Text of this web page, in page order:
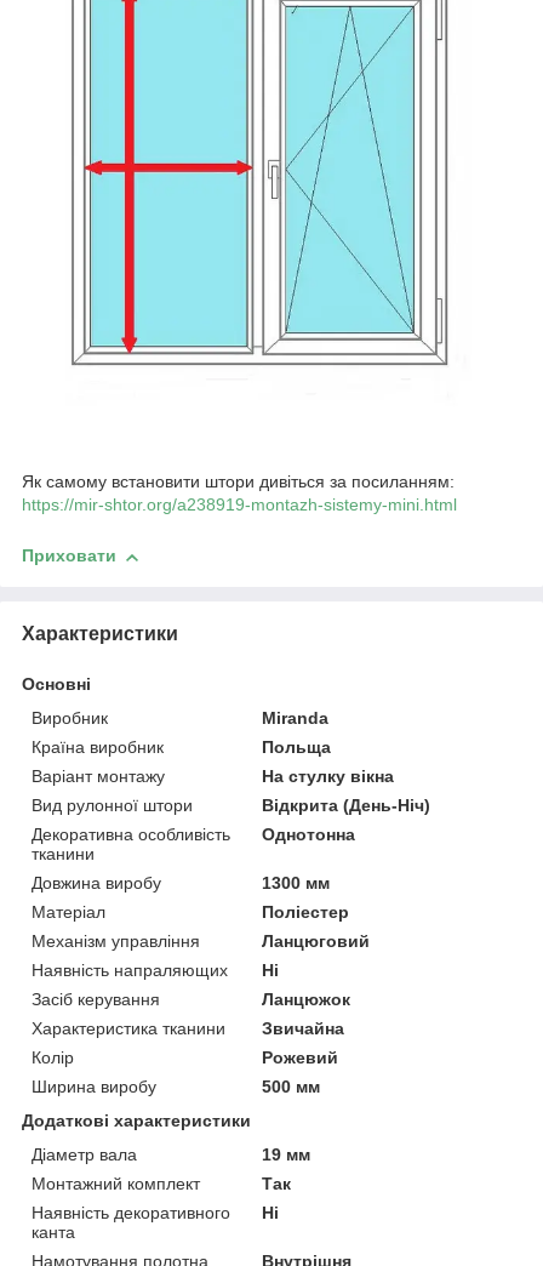
Як самому встановити штори дивіться за посиланням:
https://mir-shtor.org/a238919-montazh-sistemy-mini.html
Приховати
Характеристики
Основні
Виробник
Miranda
Країна виробник
Польща
Варіант монтажу
На стулку вікна
Вид рулонної штори
Відкрита (День-Ніч)
Декоративна особливість
тканини
Однотонна
Довжина виробу
1300 мм
Матеріал
Поліестер
Механізм управління
Ланцюговий
Наявність напраляющих
Ні
Засіб керування
Ланцюжок
Характеристика тканини
Звичайна
Колір
Рожевий
Ширина виробу
500 мм
Додаткові характеристики
Діаметр вала
19 мм
Монтажний комплект
Так
Наявність декоративного
канта
Ні
Намотування полотна
Внутрішня